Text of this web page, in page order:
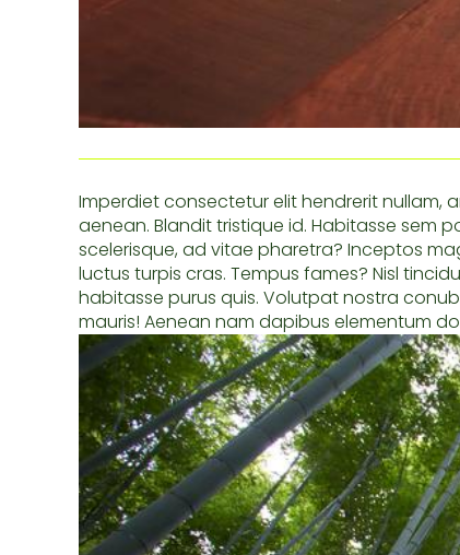
Imperdiet consectetur elit hendrerit nullam,
aenean. Blandit tristique id. Habitasse sem
scelerisque, ad vitae pharetra? Inceptos
luctus turpis cras. Tempus fames? Nisl
habitasse purus quis. Volutpat nostra
mauris! Aenean nam dapibus elementum